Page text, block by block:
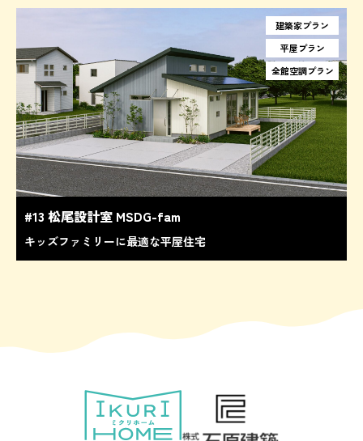
建築家プラン
平屋プラン
全館空調プラン
#13 松尾設計室 MSDG-fam
キッズファミリーに最適な平屋住宅